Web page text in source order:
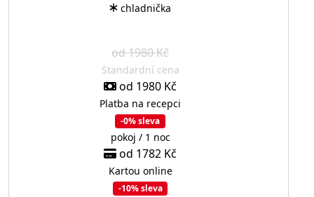
chladnička
od 1980 Kč
Standardní cena
od 1980 Kč
Platba na recepci
-0% sleva
pokoj / 1 noc
od 1782 Kč
Kartou online
-10% sleva